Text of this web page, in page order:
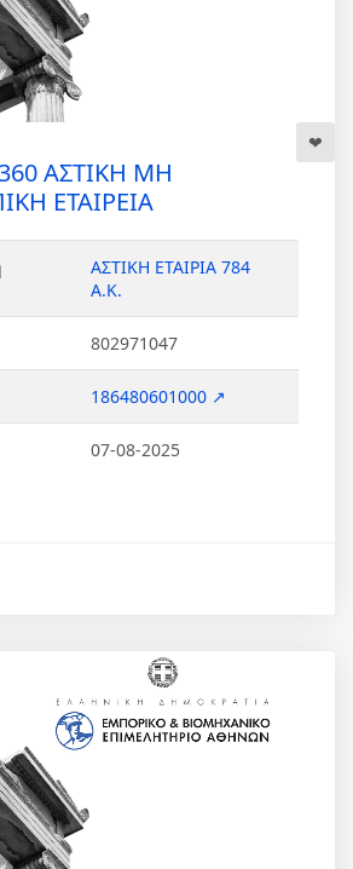
ΑΣΤΙΚΗ ΜΗ
ΕΤΑΙΡΕΙΑ
ΑΣΤΙΚΗ ΕΤΑΙΡΙΑ 784
Α.Κ.
802971047
186480601000 ↗
07-08-2025